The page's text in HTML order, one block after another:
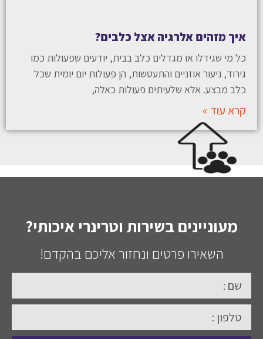
איך מזהים אלרגיה אצל כלבים?
כל מי שגידלו או מגדלים כלב בבית, יודעים שפעולות כמו
גירוד, ניעור אוזניים והתעטשות, הן פעולות יום יומית שכל
כלב מבצע. אלא שלעיתים פעולות כאלה,
קרא עוד »
מעוניינים בשירות וטרינרי איכותי?
השאירו פרטים ונחזור אליכם בהקדם!